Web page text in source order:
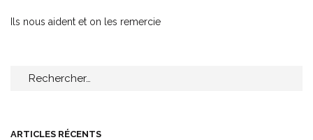
Ils nous aident et on les remercie
ARTICLES RÉCENTS